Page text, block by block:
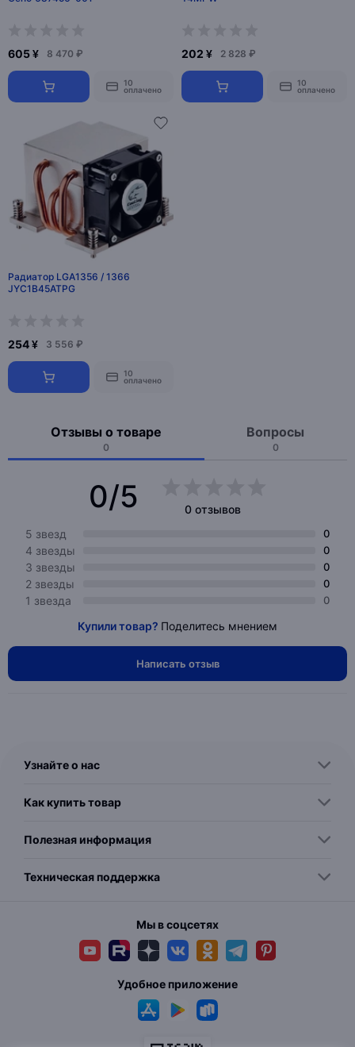
605 ¥ 8 470 ₽
10
оплачено
202 ¥ 2 828 ₽
10
оплачено
Радиатор LGA1356 / 1366
JYC1B45ATPG
254 ¥ 3 556 ₽
10
оплачено
Отзывы о товаре
0
Вопросы
0
0/5
0 отзывов
5 звезд
0
4 звезды 0
3 звезды 0
2 звезды 0
1 звезда 0
Купили товар? Поделитесь мнением
Написать отзыв
Узнайте о нас
Как купить товар
Полезная информация
Техническая поддержка
Мы в соцсетях
Удобное приложение